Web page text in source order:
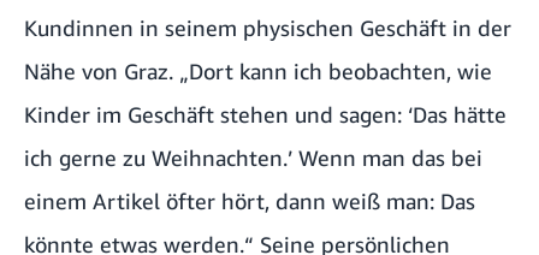
Kundinnen in seinem physischen Geschäft in der
Nähe von Graz. „Dort kann ich beobachten, wie
Kinder im Geschäft stehen und sagen: ‘Das hätte
ich gerne zu Weihnachten.’ Wenn man das bei
einem Artikel öfter hört, dann weiß man: Das
könnte etwas werden.“ Seine persönlichen